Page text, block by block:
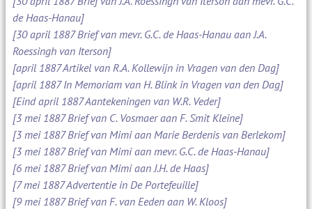
de Haas-Hanau]
[30 april 1887 Brief van mevr. G.C. de Haas-Hanau aan J.A.
Roessingh van Iterson]
[april 1887 Artikel van R.A. Kollewijn in Vragen van den Dag]
[april 1887 In Memoriam van H. Blink in Vragen van den Dag]
[Eind april 1887 Aantekeningen van W.R. Veder]
[3 mei 1887 Brief van C. Vosmaer aan F. Smit Kleine]
[3 mei 1887 Brief van Mimi aan Marie Berdenis van Berlekom]
[3 mei 1887 Brief van Mimi aan mevr. G.C. de Haas-Hanau]
[6 mei 1887 Brief van Mimi aan J.H. de Haas]
[7 mei 1887 Advertentie in De Portefeuille]
[9 mei 1887 Brief van F. van Eeden aan W. Kloos]